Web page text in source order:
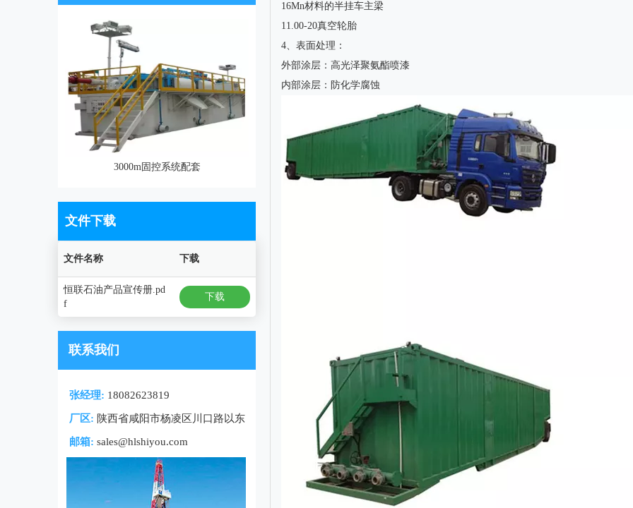
3000m固控系统配套
电动海底阀
文件下载
文件名称 下载
恒联石油产品宣传册.pd
f
下载
联系我们
张经理: 18082623819
厂区: 陕西省咸阳市杨凌区川口路以东
邮箱: sales@hlshiyou.com
16Mn材料的半挂车主梁
11.00-20真空轮胎
4、表面处理：
外部涂层：高光泽聚氨酯喷漆
内部涂层：防化学腐蚀